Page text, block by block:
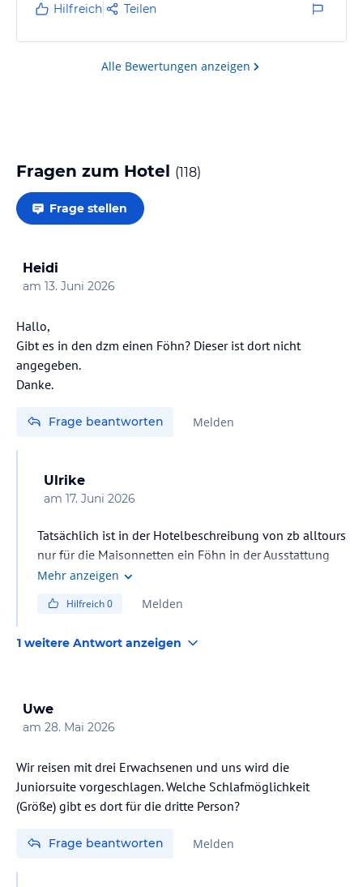
Hilfreich Teilen
Alle Bewertungen anzeigen
Fragen zum Hotel (118)
Frage stellen
Heidi
am 13. Juni 2026
Hallo,
Gibt es in den dzm einen Föhn? Dieser ist dort nicht
angegeben.
Danke.
Frage beantworten Melden
Ulrike
am 17. Juni 2026
Tatsächlich ist in der Hotelbeschreibung von zb alltours
nur für die Maisonnetten ein Föhn in der Ausstattung
angegeben. Wie es bei anderen Veranstaltern ist, kann
ist bei allen Zimmerkategorien jeweils ein Föhn in der
Mehr anzeigen
Hilfreich0 Melden
1 weitere Antwort anzeigen
Uwe
am 28. Mai 2026
Wir reisen mit drei Erwachsenen und uns wird die
Juniorsuite vorgeschlagen. Welche Schlafmöglichkeit
(Größe) gibt es dort für die dritte Person?
Frage beantworten Melden